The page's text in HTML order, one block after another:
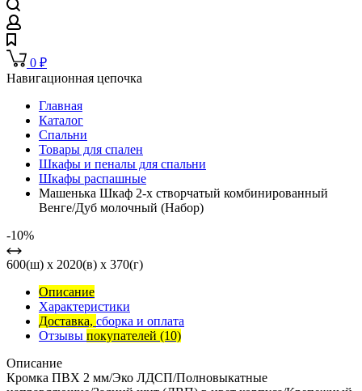
0 ₽
Навигационная цепочка
Главная
Каталог
Спальни
Товары для спален
Шкафы и пеналы для спальни
Шкафы распашные
Машенька Шкаф 2-х створчатый комбинированный
Венге/Дуб молочный (Набор)
-10%
600(ш) x 2020(в) x 370(г)
Описание
Характеристики
Доставка, сборка и оплата
Отзывы покупателей (10)
Описание
Кромка ПВХ 2 мм/Эко ЛДСП/Полновыкатные